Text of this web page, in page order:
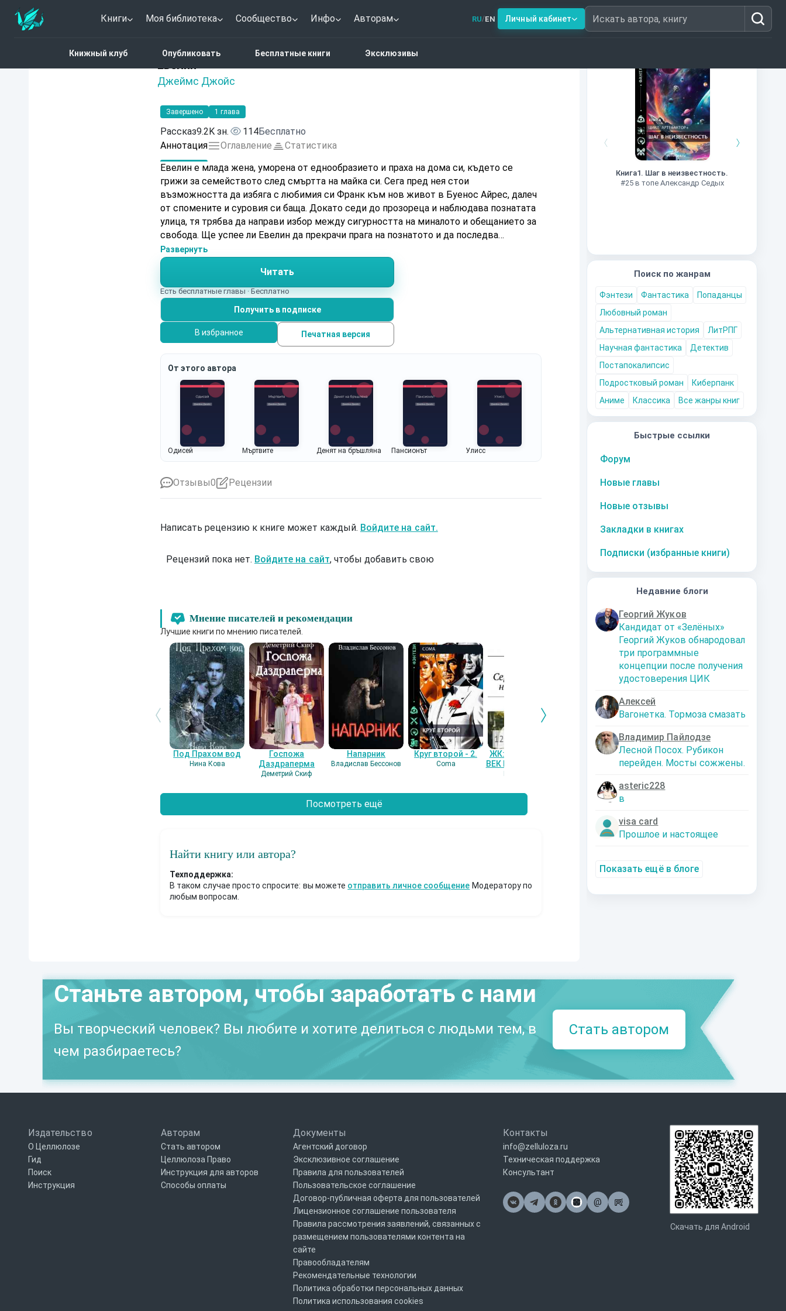
Книги Моя библиотека Сообщество Инфо Авторам RU/EN Личный кабинет Искать автора, книгу
Книжный клуб Опубликовать Бесплатные книги Эксклюзивы
Книги из топ-100
Книга1. Шаг в неизвестность.
#25 в топе Александр Седых
Поиск по жанрам
Фэнтези Фантастика
Попаданцы
Любовный роман
Альтернативная история
ЛитРПГ
Научная фантастика
Детектив
Постапокалипсис
Подростковый роман
Киберпанк
Аниме
Классика Все жанры книг
Быстрые ссылки
Форум
Новые главы
Новые отзывы
Закладки в книгах
Подписки (избранные книги)
Недавние блоги
Георгий Жуков
Кандидат от «Зелёных»
Георгий Жуков обнародовал
три программные
концепции после получения
удостоверения ЦИК
Алексей
Вагонетка. Тормоза смазать
Владимир Пайлодзе
Лесной Посох. Рубикон
перейден. Мосты сожжены.
asteric228
в
visa card
Прошлое и настоящее
Показать ещё в блоге
Евелин
Джеймс Джойс
Нет оценок
Завершено 1 глава
Рассказ9.2K зн. 114Бесплатно
Аннотация
Оглавление
Статистика
Евелин е млада жена, уморена от еднообразието и праха на дома си, където се
грижи за семейството след смъртта на майка си. Сега пред нея стои
възможността да избяга с любимия си Франк към нов живот в Буенос Айрес, далеч
от спомените и суровия си баща. Докато седи до прозореца и наблюдава познатата
улица, тя трябва да направи избор между сигурността на миналото и обещанието за
свобода. Ще успее ли Евелин да прекрачи прага на познатото и да последва
мечтата си?
Развернуть
Читать
Есть бесплатные главы · Бесплатно
Получить в подписке
В избранное Печатная версия
От этого автора
Одисей Мъртвите Денят на бръшляна Пансионът Улисс
Отзывы0 Рецензии
Написать рецензию к книге может каждый. Войдите на сайт.
Рецензий пока нет. Войдите на сайт, чтобы добавить свою
Мнение писателей и рекомендации
Лучшие книги по мнению писателей.
Под Прахом вод
Нина Кова
Госпожа
Даздраперма
Деметрий Скиф
Напарник
Владислав Бессонов
Круг второй - 2.
Coma
ЖК: СЕРЕБРЯНЫЙ
ВЕК НАШЕЙ ЛЮБВИ
Гость-121359
Дальняя
экспедиция
Александрович
Кто я? Или как
найти себя в
nastyaaaacha
Посмотреть ещё
Найти книгу или автора?
Техподдержка:
В таком случае просто спросите: вы можете отправить личное сообщение Модератору по
любым вопросам.
Станьте автором, чтобы заработать с нами
Вы творческий человек? Вы любите и хотите делиться с людьми тем, в
чем разбираетесь?
Стать автором
Издательство
О Целлюлозе
Гид
Поиск
Инструкция
Авторам
Стать автором
Целлюлоза Право
Инструкция для авторов
Способы оплаты
Документы
Агентский договор
Эксклюзивное соглашение
Правила для пользователей
Пользовательское соглашение
Договор-публичная оферта для пользователей
Лицензионное соглашение пользователя
Правила рассмотрения заявлений, связанных с
размещением пользователями контента на
сайте
Правообладателям
Рекомендательные технологии
Политика обработки персональных данных
Политика использования cookies
Контакты
info@zelluloza.ru
Техническая поддержка
Консультант
@Почта
Скачать для Android